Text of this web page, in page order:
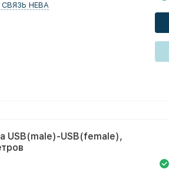
НЕВА
USB(male)-USB(female),